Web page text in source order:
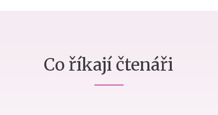
Co říkají čtenáři